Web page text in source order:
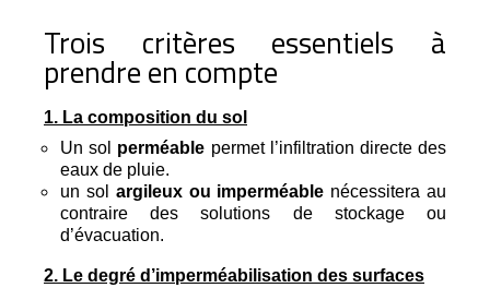
Trois critères essentiels à
prendre en compte
1. La composition du sol
Un sol perméable permet l’infiltration directe des
eaux de pluie.
un sol argileux ou imperméable nécessitera au
contraire des solutions de stockage ou
d’évacuation.
2. Le degré d’imperméabilisation des surfaces